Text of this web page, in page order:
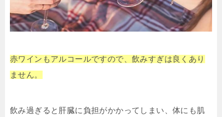
赤ワインもアルコールですので、飲みすぎは良くあり
ません。
飲み過ぎると肝臓に負担がかかってしまい、体にも肌